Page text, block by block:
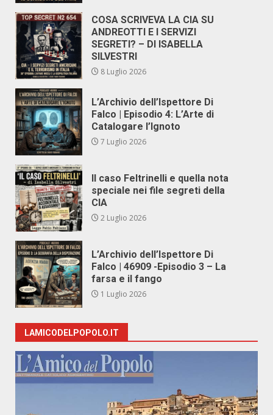
COSA SCRIVEVA LA CIA SU
ANDREOTTI E I SERVIZI
SEGRETI? – DI ISABELLA
SILVESTRI
8 Luglio 2026
L’Archivio dell’Ispettore Di
Falco | Episodio 4: L’Arte di
Catalogare l’Ignoto
7 Luglio 2026
Il caso Feltrinelli e quella nota
speciale nei file segreti della
CIA
2 Luglio 2026
L’Archivio dell’Ispettore Di
Falco | 46909 -Episodio 3 – La
farsa e il fango
1 Luglio 2026
LAMICODELPOPOLO.IT